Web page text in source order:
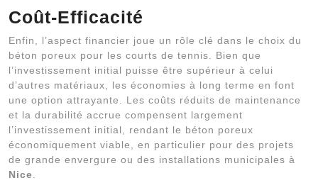
Coût-Efficacité
Enfin, l’aspect financier joue un rôle clé dans le choix du
béton poreux pour les courts de tennis. Bien que
l’investissement initial puisse être supérieur à celui
d’autres matériaux, les économies à long terme en font
une option attrayante. Les coûts réduits de maintenance
et la durabilité accrue compensent largement
l’investissement initial, rendant le béton poreux
économiquement viable, en particulier pour des projets
de grande envergure ou des installations municipales à
Nice